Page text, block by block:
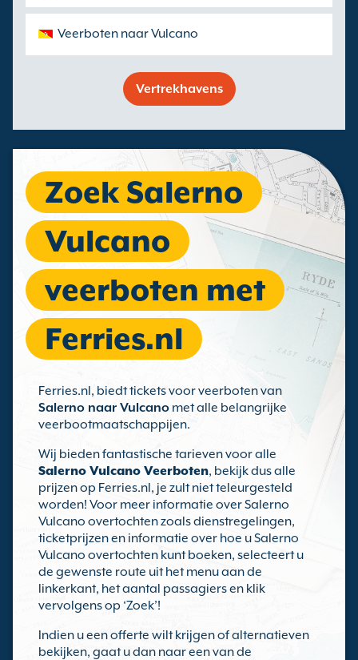
Veerboten naar Vulcano
Vertrekhavens
Zoek Salerno
Vulcano
veerboten met
Ferries.nl
Ferries.nl, biedt tickets voor veerboten van
Salerno naar Vulcano met alle belangrijke
veerbootmaatschappijen.
Wij bieden fantastische tarieven voor alle
Salerno Vulcano Veerboten, bekijk dus alle
prijzen op Ferries.nl, je zult niet teleurgesteld
worden! Voor meer informatie over Salerno
Vulcano overtochten zoals dienstregelingen,
ticketprijzen en informatie over hoe u Salerno
Vulcano overtochten kunt boeken, selecteert u
de gewenste route uit het menu aan de
linkerkant, het aantal passagiers en klik
vervolgens op ‘Zoek’!
Indien u een offerte wilt krijgen of alternatieven
bekijken, gaat u dan naar een van de